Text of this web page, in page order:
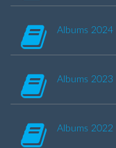
Albums 2024
Albums 2023
Albums 2022